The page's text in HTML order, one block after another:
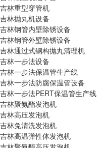
吉林重型穿管机
吉林抛丸机设备
吉林钢管内壁除锈设备
吉林钢管外壁除锈设备
吉林通过式钢构抛丸清理机
吉林一步法设备
吉林一步法保温管生产线
吉林一步法防腐保温管设备
吉林一步法PERT保温管生产线
吉林聚氨酯发泡机
吉林高压发泡机
吉林免清洗发泡机
吉林高温弹性体发泡机